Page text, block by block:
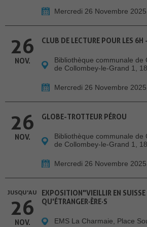
Mercredi 26 Novembre
26
NOV.
CLUB DE LECTURE POUR LES 6H
Bibliothèque communale de
de Collombey-le-Grand 1,
Mercredi 26 Novembre
26
NOV.
GLOBE-TROTTEUR PÉROU
Bibliothèque communale de
de Collombey-le-Grand 1,
Mercredi 26 Novembre
JUSQU'AU
26
NOV.
EXPOSITION"VIEILLIR EN
QU'ÉTRANGER·ÈRE·S
EMS La Charmaie, Place